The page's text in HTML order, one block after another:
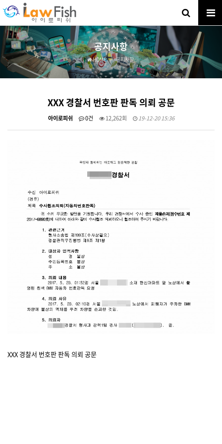
공지사항
HOME 공지사항
XXX 경찰서 번호판 판독 의뢰 공문
아이로피쉬 0건 12,262회 19-12-20 15:36
XXX 경찰서 번호판 판독 의뢰 공문